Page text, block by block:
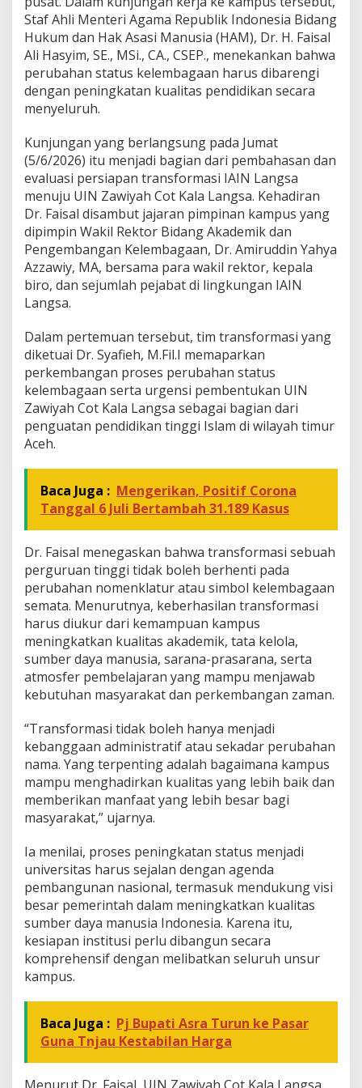
h
C
o
t
K
a
D
i
d
o
r
o
n
g
o
k
p
a
d
a
M
u
t
u
D
a
S
a
i
n
g
Staf Ahli Menteri Agama Republik Indonesia Bidang
Hukum dan Hak Asasi Manusia (HAM), Dr. H. Faisal
Ali Hasyim, SE., MSi., CA., CSEP., menekankan bahwa
perubahan status kelembagaan harus dibarengi
dengan peningkatan kualitas pendidikan secara
menyeluruh.
Kunjungan yang berlangsung pada Jumat
(5/6/2026) itu menjadi bagian dari pembahasan dan
evaluasi persiapan transformasi IAIN Langsa
menuju UIN Zawiyah Cot Kala Langsa. Kehadiran
Dr. Faisal disambut jajaran pimpinan kampus yang
dipimpin Wakil Rektor Bidang Akademik dan
Pengembangan Kelembagaan, Dr. Amiruddin Yahya
Azzawiy, MA, bersama para wakil rektor, kepala
biro, dan sejumlah pejabat di lingkungan IAIN
Langsa.
Dalam pertemuan tersebut, tim transformasi yang
diketuai Dr. Syafieh, M.Fil.I memaparkan
perkembangan proses perubahan status
kelembagaan serta urgensi pembentukan UIN
Zawiyah Cot Kala Langsa sebagai bagian dari
penguatan pendidikan tinggi Islam di wilayah timur
Aceh.
Baca Juga : Mengerikan, Positif Corona
Tanggal 6 Juli Bertambah 31.189 Kasus
Dr. Faisal menegaskan bahwa transformasi sebuah
perguruan tinggi tidak boleh berhenti pada
perubahan nomenklatur atau simbol kelembagaan
semata. Menurutnya, keberhasilan transformasi
harus diukur dari kemampuan kampus
meningkatkan kualitas akademik, tata kelola,
sumber daya manusia, sarana-prasarana, serta
atmosfer pembelajaran yang mampu menjawab
kebutuhan masyarakat dan perkembangan zaman.
“Transformasi tidak boleh hanya menjadi
kebanggaan administratif atau sekadar perubahan
nama. Yang terpenting adalah bagaimana kampus
mampu menghadirkan kualitas yang lebih baik dan
memberikan manfaat yang lebih besar bagi
masyarakat,” ujarnya.
Ia menilai, proses peningkatan status menjadi
universitas harus sejalan dengan agenda
pembangunan nasional, termasuk mendukung visi
besar pemerintah dalam meningkatkan kualitas
sumber daya manusia Indonesia. Karena itu,
kesiapan institusi perlu dibangun secara
komprehensif dengan melibatkan seluruh unsur
kampus.
Baca Juga : Pj Bupati Asra Turun ke Pasar
Guna Tnjau Kestabilan Harga